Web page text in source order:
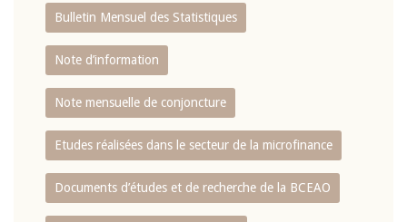
Bulletin Mensuel des Statistiques
Note d’information
Note mensuelle de conjoncture
Etudes réalisées dans le secteur de la microfinance
Documents d’études et de recherche de la BCEAO